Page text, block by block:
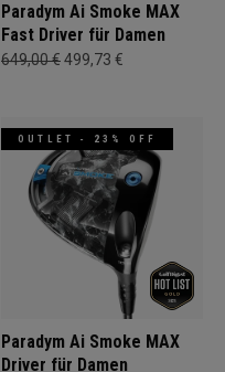
Paradym Ai Smoke MAX
Fast Driver für Damen
649,00 €499,73 €
OUTLET - 23% OFF
Paradym Ai Smoke MAX
Driver für Damen